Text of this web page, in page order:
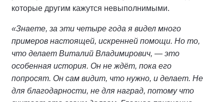
которые другим кажутся невыполнимыми.
«Знаете, за эти четыре года я видел много
примеров настоящей, искренней помощи. Но то,
что делает Виталий Владимирович, — это
особенная история. Он не ждёт, пока его
попросят. Он сам видит, что нужно, и делает. Не
для благодарности, не для наград, потому что